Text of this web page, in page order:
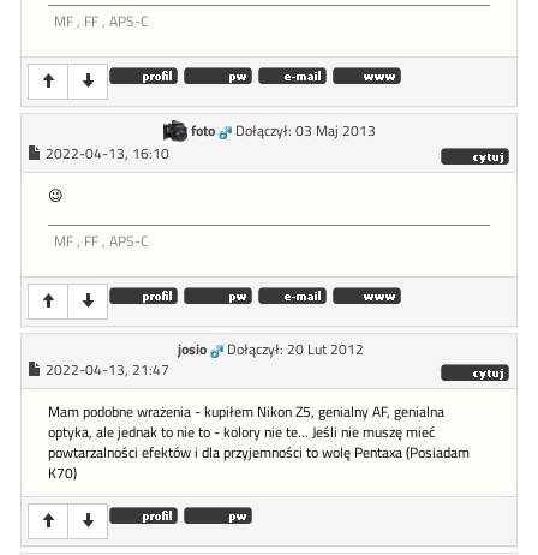
MF , FF , APS-C
foto
Dołączył: 03 Maj 2013
2022-04-13, 16:10
😉
MF , FF , APS-C
josio
Dołączył: 20 Lut 2012
2022-04-13, 21:47
Mam podobne wrażenia - kupiłem Nikon Z5, genialny AF, genialna
optyka, ale jednak to nie to - kolory nie te... Jeśli nie muszę mieć
powtarzalności efektów i dla przyjemności to wolę Pentaxa (Posiadam
K70)